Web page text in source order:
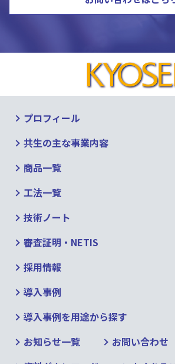
プロフィール
共生の主な事業内容
商品一覧
工法一覧
技術ノート
審査証明・NETIS
採用情報
導入事例
導入事例を用途から探す
お知らせ一覧
お問い合わせ